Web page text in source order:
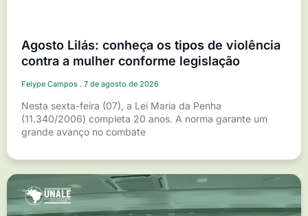
Agosto Lilás: conheça os tipos de violência
contra a mulher conforme legislação
Felype Campos 7 de agosto de 2026
Nesta sexta-feira (07), a Lei Maria da Penha
(11.340/2006) completa 20 anos. A norma garante um
grande avanço no combate